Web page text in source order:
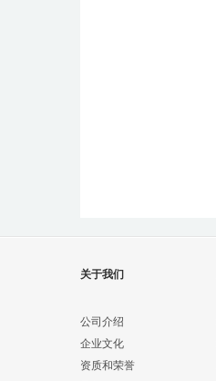
关于我们
公司介绍
企业文化
资质和荣誉